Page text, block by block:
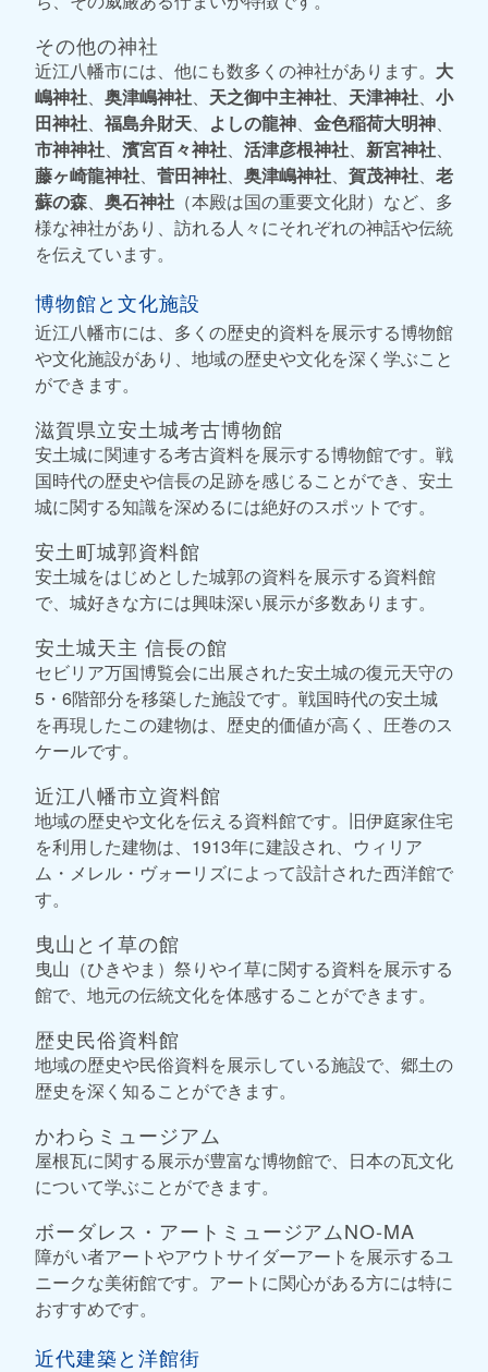
その他の神社
近江八幡市には、他にも数多くの神社があります。 大
嶋神社、 奥津嶋神社、 天之御中主神社、 天津神社、 小
田神社、 福島弁財天、 よしの龍神、 金色稲荷大明神、
市神神社、 濱宮百々神社、 活津彦根神社、 新宮神社、
藤ヶ崎龍神社、 菅田神社、 奥津嶋神社、賀茂神社、 老
蘇の森、 奥石神社 （本殿は国の重要文化財）など、多
様な神社があり、訪れる人々にそれぞれの神話や伝統
を伝えています。
博物館と文化施設
近江八幡市には、多くの歴史的資料を展示する博物館
や文化施設があり、地域の歴史や文化を深く学ぶこと
ができます。
滋賀県立安土城考古博物館
安土城に関連する考古資料を展示する博物館です。戦
国時代の歴史や信長の足跡を感じることができ、安土
城に関する知識を深めるには絶好のスポットです。
安土町城郭資料館
安土城をはじめとした城郭の資料を展示する資料館
で、城好きな方には興味深い展示が多数あります。
安土城天主 信長の館
セビリア万国博覧会に出展された安土城の復元天守の
5・6階部分を移築した施設です。戦国時代の安土城
を再現したこの建物は、歴史的価値が高く、圧巻のス
ケールです。
近江八幡市立資料館
地域の歴史や文化を伝える資料館です。旧伊庭家住宅
を利用した建物は、1913年に建設され、ウィリア
ム・メレル・ヴォーリズによって設計された西洋館で
す。
曳山とイ草の館
曳山（ひきやま）祭りやイ草に関する資料を展示する
館で、地元の伝統文化を体感することができます。
歴史民俗資料館
地域の歴史や民俗資料を展示している施設で、郷土の
歴史を深く知ることができます。
かわらミュージアム
屋根瓦に関する展示が豊富な博物館で、日本の瓦文化
について学ぶことができます。
ボーダレス・アートミュージアムNO-MA
障がい者アートやアウトサイダーアートを展示するユ
ニークな美術館です。アートに関心がある方には特に
おすすめです。
近代建築と洋館街